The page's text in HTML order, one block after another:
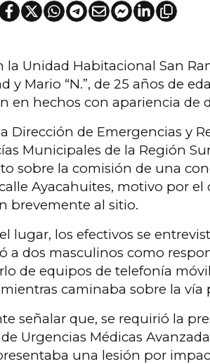
la Unidad Habitacional San
y Mario “N.”, de 25 años de
en hechos con apariencia de
Dirección de Emergencias y
Municipales de la Región
sobre la comisión de una
Ayacahuites, motivo por el
brevemente al sitio.
lugar, los efectivos se
a dos masculinos como
de equipos de telefonía
caminaba sobre la vía
señalar que, se requirió la
Urgencias Médicas
una lesión por